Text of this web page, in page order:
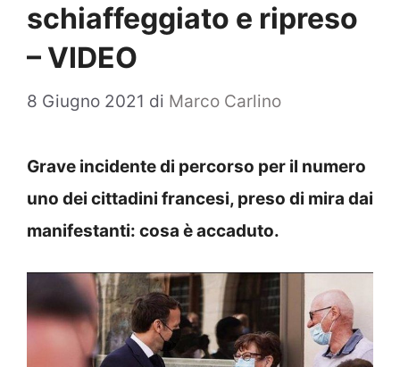
schiaffeggiato e ripreso
– VIDEO
8 Giugno 2021 di Marco Carlino
Grave incidente di percorso per il numero
uno dei cittadini francesi, preso di mira dai
manifestanti: cosa è accaduto.